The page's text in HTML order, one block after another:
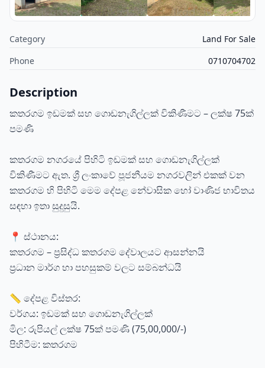
Category
Land For Sale
Phone
0710704702
Description
කතරගම ඉඩමක් සහ ගොඩනැගිල්ලක් විකිණීමට – ලක්ෂ 75ක්
පමණි
කතරගම නගරයේ පිහිටි ඉඩමක් සහ ගොඩනැගිල්ලක්
විකිණීමට ඇත. ශ්‍රී ලංකාවේ පූජනීයම නගරවලින් එකක් වන
කතරගම හි පිහිටි මෙම දේපළ නේවාසික හෝ වාණිජ භාවිතය
සඳහා ඉතා සුදුසුයි.
📍 ස්ථානය:
කතරගම – ප්‍රසිද්ධ කතරගම දේවාලයට ආසන්නයි
ප්‍රධාන මාර්ග හා පහසුකම් වලට සම්බන්ධයි
📏 දේපළ විස්තර:
වර්ගය: ඉඩමක් සහ ගොඩනැගිල්ලක්
මිල: රුපියල් ලක්ෂ 75ක් පමණි (75,00,000/-)
පිහිටීම: කතරගම